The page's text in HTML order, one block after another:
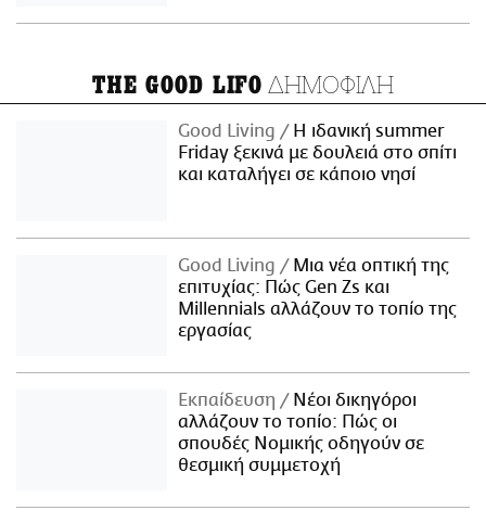
THE GOOD LIFO ΔΗΜΟΦΙΛΗ
Good Living
Η ιδανική summer
Friday ξεκινά με δουλειά στο σπίτι
και καταλήγει σε κάποιο νησί
Good Living
Μια νέα οπτική της
επιτυχίας: Πώς Gen Zs και
Millennials αλλάζουν το τοπίο της
εργασίας
Εκπαίδευση
Νέοι δικηγόροι
αλλάζουν το τοπίο: Πώς οι
σπουδές Νομικής οδηγούν σε
θεσμική συμμετοχή